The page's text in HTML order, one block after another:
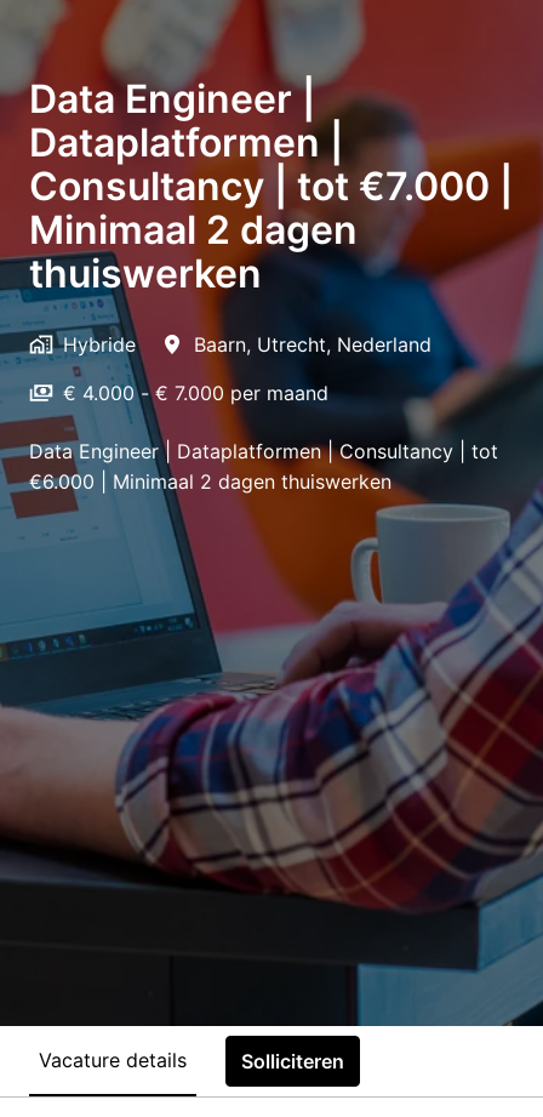
Data Engineer |
Dataplatformen |
Consultancy | tot €7.000 |
Minimaal 2 dagen
thuiswerken
Hybride Baarn, Utrecht, Nederland
€ 4.000 - € 7.000 per maand
Data Engineer | Dataplatformen | Consultancy | tot
€6.000 | Minimaal 2 dagen thuiswerken
Vacature details Solliciteren